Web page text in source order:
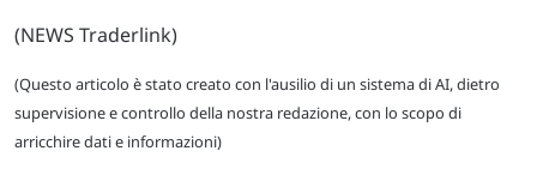
(NEWS Traderlink)
(Questo articolo è stato creato con l'ausilio di un sistema di AI, dietro
supervisione e controllo della nostra redazione, con lo scopo di
arricchire dati e informazioni)